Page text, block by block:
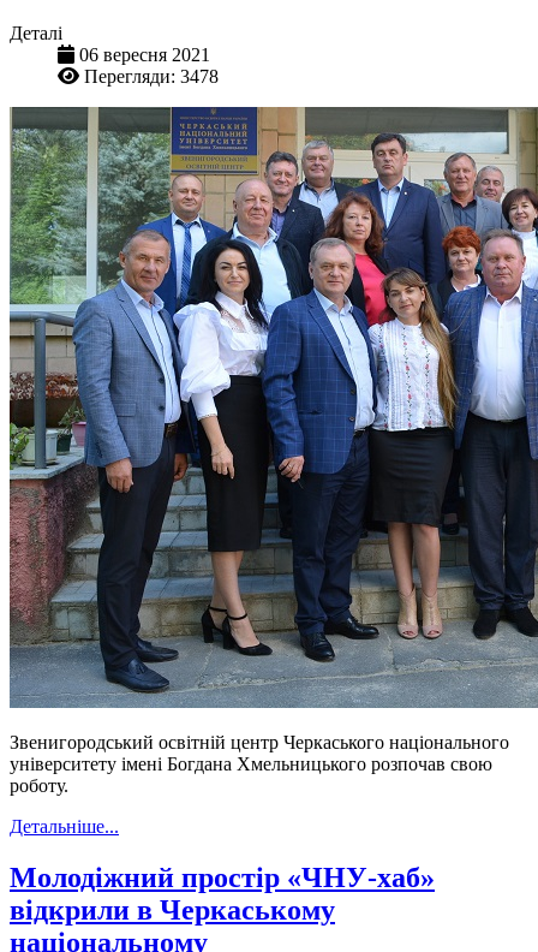
Деталі
06 вересня 2021
Перегляди: 3478
Звенигородський освітній центр Черкаського національного
університету імені Богдана Хмельницького розпочав свою
роботу.
Детальніше...
Молодіжний простір «ЧНУ-хаб»
відкрили в Черкаському
національному